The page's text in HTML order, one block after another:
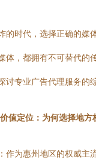
的时代，选择正确的媒
体，都拥有不可替代的
讨专业广告代理服务的
值定位：为何选择地方
：作为惠州地区的权威